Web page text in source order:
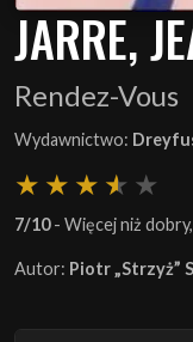
JARRE,
Rendez-Vous
Wydawnictwo:
7/10- Więcej niż dobry,
Autor: Piotr „Strzyż”